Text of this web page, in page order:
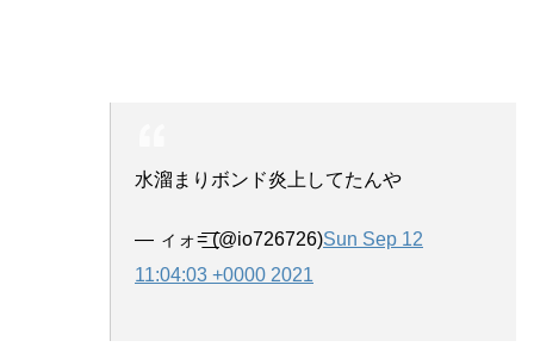
水溜まりボンド炎上してたんや
— ィォ=͟͟͞͞ (@io726726)Sun Sep 12
11:04:03 +0000 2021